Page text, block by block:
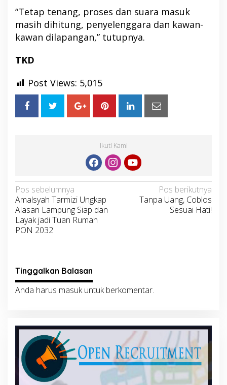
“Tetap tenang, proses dan suara masuk
masih dihitung, penyelenggara dan kawan-
kawan dilapangan,” tutupnya.
TKD
Post Views: 5,015
Ikuti Kami
Navigasi
pos
Pos sebelumnya
Amalsyah Tarmizi Ungkap
Alasan Lampung Siap dan
Layak jadi Tuan Rumah
PON 2032
Pos berikutnya
Tanpa Uang, Coblos
Sesuai Hati!
Tinggalkan Balasan
Anda harus masukuntuk berkomentar.